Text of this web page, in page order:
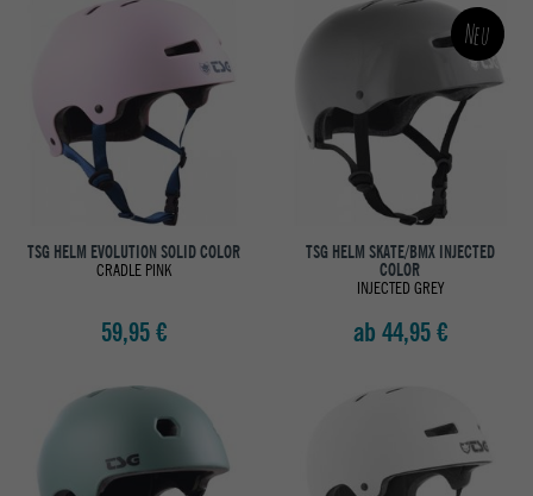
TSG HELM EVOLUTION SOLID COLOR
CRADLE PINK
59,95 €
Neu
TSG HELM SKATE/BMX INJECTED
COLOR
INJECTED GREY
ab 44,95 €